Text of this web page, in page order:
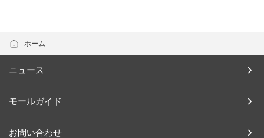
ホーム
ニュース
モールガイド
お問い合わせ